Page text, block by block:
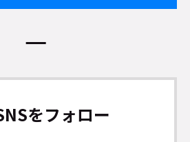
をフォロー